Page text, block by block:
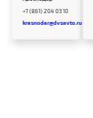
+7 (861) 204 03 10
krasnodar@dvsavto.ru